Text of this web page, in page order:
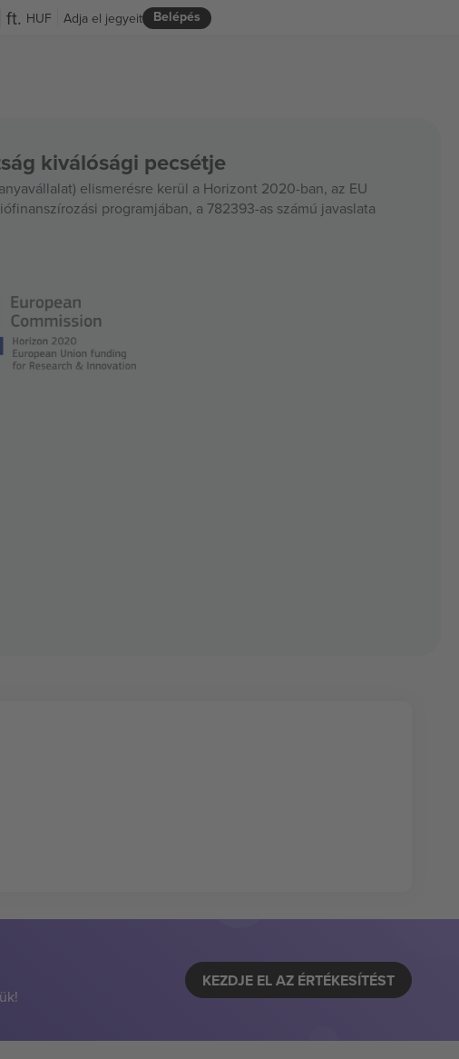
HUF Belépés
Adja el jegyeit
kiválósági pecsétje
elismerésre kerül a Horizont 2020-ban, az EU
programjában, a 782393-as számú javaslata
KEZDJE EL AZ ÉRTÉKESÍTÉST